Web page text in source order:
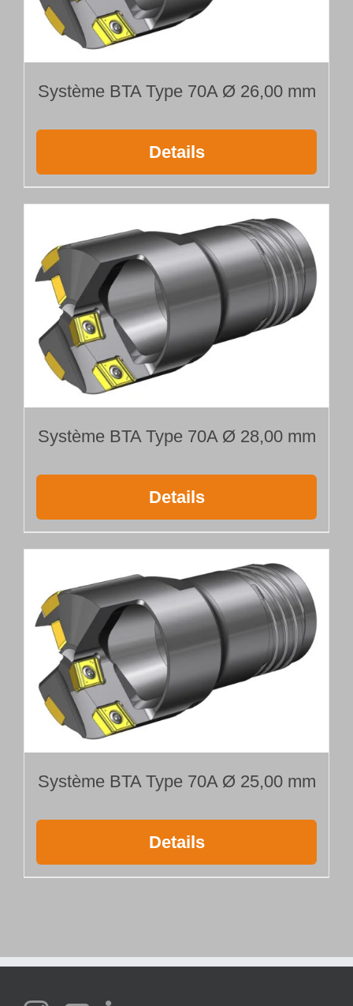
Système BTA Type 70A Ø 26,00 mm
Details
Système BTA Type 70A Ø 28,00 mm
Details
Système BTA Type 70A Ø 25,00 mm
Details